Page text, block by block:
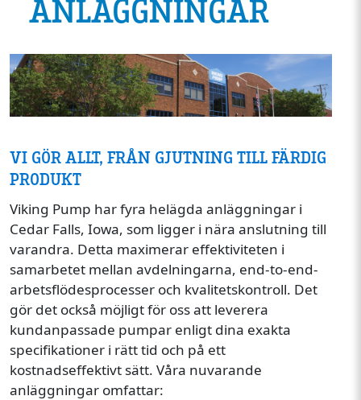
ANLÄGGNINGAR
VI GÖR ALLT, FRÅN GJUTNING TILL FÄRDIG
PRODUKT
Viking Pump har fyra helägda anläggningar i
Cedar Falls, Iowa, som ligger i nära anslutning till
varandra. Detta maximerar effektiviteten i
samarbetet mellan avdelningarna, end-to-end-
arbetsflödesprocesser och kvalitetskontroll. Det
gör det också möjligt för oss att leverera
kundanpassade pumpar enligt dina exakta
specifikationer i rätt tid och på ett
kostnadseffektivt sätt. Våra nuvarande
anläggningar omfattar: